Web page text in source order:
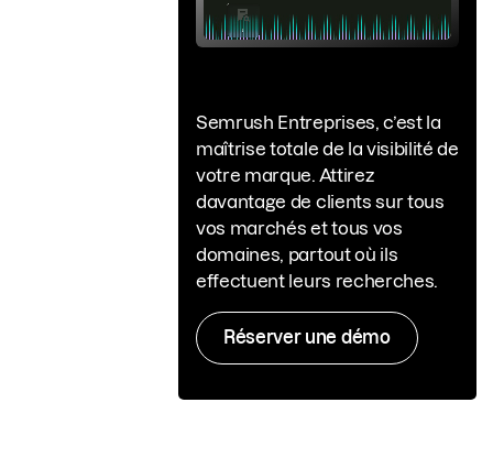
Semrush Entreprises, c’est la
maîtrise totale de la visibilité de
votre marque. Attirez
davantage de clients sur tous
vos marchés et tous vos
domaines, partout où ils
effectuent leurs recherches.
Réserver une démo